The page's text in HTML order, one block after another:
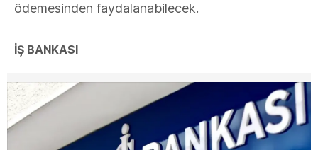
ödemesinden faydalanabilecek.
İŞ BANKASI